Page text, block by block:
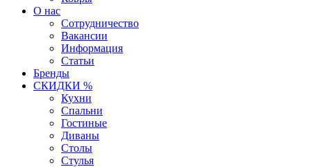
О нас
Сотрудничество
Вакансии
Информация
Статьи
Бренды
СКИДКИ %
Кухни
Спальни
Гостиные
Диваны
Столы
Стулья